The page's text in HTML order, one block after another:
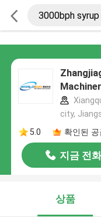
city,
5.0
확인된
지금 전화
상품